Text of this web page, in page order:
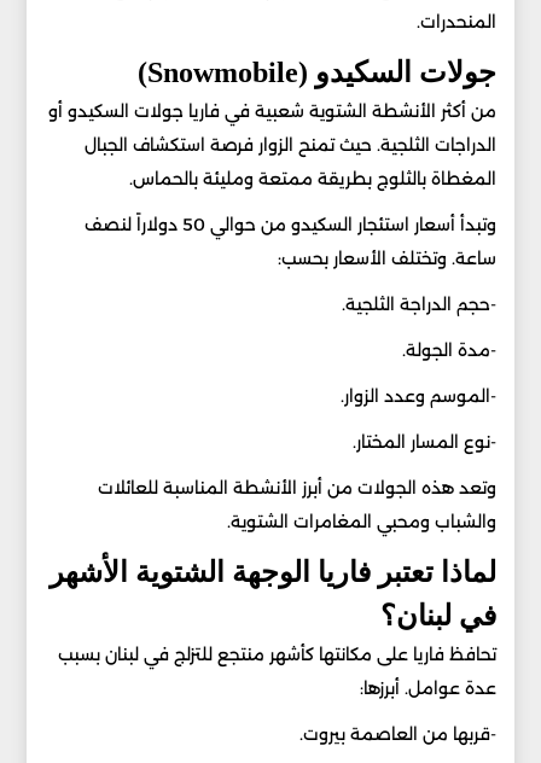
المنحدرات.
جولات السكيدو (Snowmobile)
من أكثر الأنشطة الشتوية شعبية في فاريا جولات السكيدو أو
الدراجات الثلجية. حيث تمنح الزوار فرصة استكشاف الجبال
المغطاة بالثلوج بطريقة ممتعة ومليئة بالحماس.
وتبدأ أسعار استئجار السكيدو من حوالي 50 دولاراً لنصف
ساعة. وتختلف الأسعار بحسب:
-حجم الدراجة الثلجية.
-مدة الجولة.
-الموسم وعدد الزوار.
-نوع المسار المختار.
وتعد هذه الجولات من أبرز الأنشطة المناسبة للعائلات
والشباب ومحبي المغامرات الشتوية.
لماذا تعتبر فاريا الوجهة الشتوية الأشهر
في لبنان؟
تحافظ فاريا على مكانتها كأشهر منتجع للتزلج في لبنان بسبب
عدة عوامل. أبرزها:
-قربها من العاصمة بيروت.